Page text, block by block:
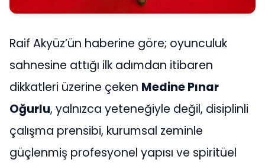
Raif Akyüz’ün haberine göre; oyunculuk
sahnesine attığı ilk adımdan itibaren
dikkatleri üzerine çeken Medine Pınar
Oğurlu, yalnızca yeteneğiyle değil, disiplinli
çalışma prensibi, kurumsal zeminle
güçlenmiş profesyonel yapısı ve spiritüel